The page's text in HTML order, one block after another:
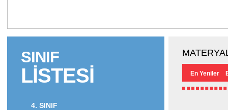
SINIF
LİSTESİ
4. SINIF
En Yeniler